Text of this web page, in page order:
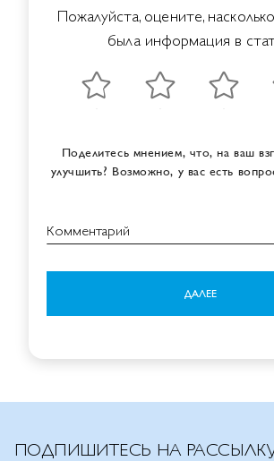
Пожалуйста, оцените,
была информация в
Поделитесь мнением, что, на ваш
улучшить? Возможно, у вас есть
Комментарий
ДАЛЕЕ
ПОДПИШИТЕСЬ НА